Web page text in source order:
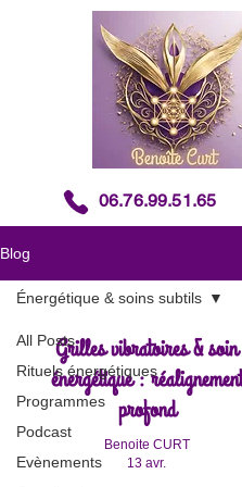
06.76.99.51.65
Blog
All Posts
Rituels énergétiques
Programmes
Podcast
Evènements
Énergétique & soins subtils
Grilles vibratoires & soin
énergétique : réalignement
profond
Benoite CURT
13 avr.